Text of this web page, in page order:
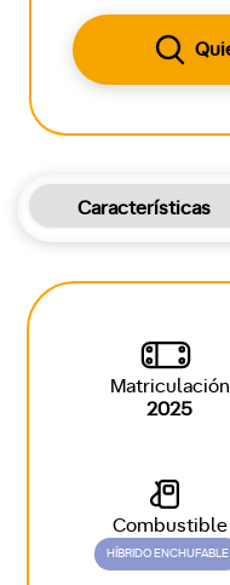
Características
Matriculación
2025
Combustible
HÍBRIDO ENCHUFABLE